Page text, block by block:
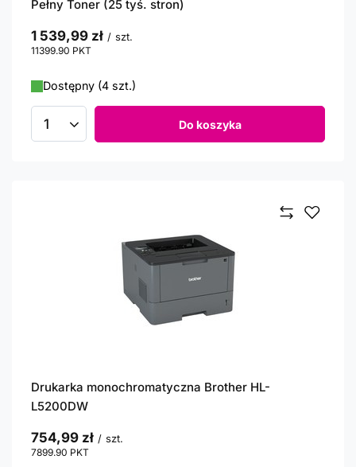
Pełny Toner (25 tyś. stron)
1 539,99 zł / szt.
11399.90 PKT
Dostępny (4 szt.)
Ilość produktów Do koszyka
Drukarka monochromatyczna Brother HL-
L5200DW
754,99 zł / szt.
7899.90 PKT